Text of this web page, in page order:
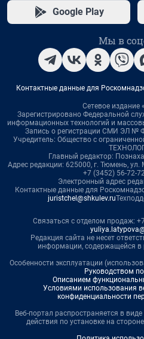
Google Play
Мы в
Контактные данные для
Сетевое издание
Зарегистрировано Федеральной
информационных технологий и
Запись о регистрации СМИ ЭЛ №
Учредитель: Общество с
Главный редактор:
Адрес редакции: 625000, г. Тюмень,
+7 (3452) 56-72-
Электронный адрес
Контактные данные для
juristchel@shkulev.ru
Связаться с отделом продаж:
Редакция сайта не несет
информации, содержащейся в
Особенности эксплуатации
Руководством
Описанием
Условиями использования
конфиденциальности
Веб-портал распространяется в
действия по установке на